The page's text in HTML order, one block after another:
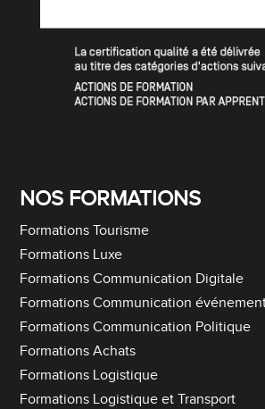
NOS FORMATIONS
Formations Tourisme
Formations Luxe
Formations Communication Digitale
Formations Communication
Formations Communication Politique
Formations Achats
Formations Logistique
Formations Logistique et Transport